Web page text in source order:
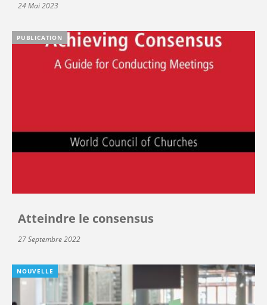
24 Mai 2023
PUBLICATION
Atteindre le consensus
27 Septembre 2022
NOUVELLE